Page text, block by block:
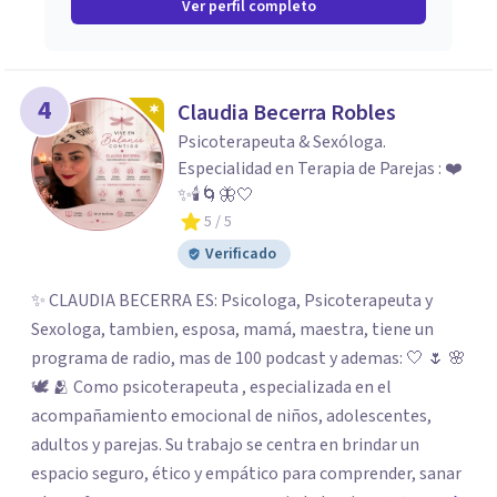
Ver perfil completo
4 Claudia Becerra Robles
Psicoterapeuta & Sexóloga.
Especialidad en Terapia de Parejas : ❤️
✨🕯️🌀🦋🤍
5 / 5
Verificado
✨ CLAUDIA BECERRA ES: Psicologa, Psicoterapeuta y
Sexologa, tambien, esposa, mamá, maestra, tiene un
programa de radio, mas de 100 podcast y ademas: 🤍 🌷 🌸
🕊️ 🫂 Como psicoterapeuta , especializada en el
acompañamiento emocional de niños, adolescentes,
adultos y parejas. Su trabajo se centra en brindar un
espacio seguro, ético y empático para comprender, sanar